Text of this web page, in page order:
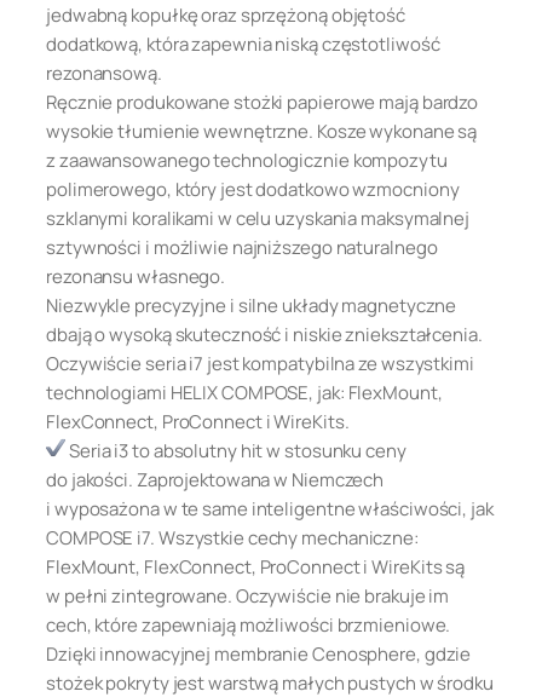
jedwabną kopułkę oraz sprzężoną objętość
dodatkową, która zapewnia niską częstotliwość
rezonansową.
Ręcznie produkowane stożki papierowe mają bardzo
wysokie tłumienie wewnętrzne. Kosze wykonane są
z zaawansowanego technologicznie kompozytu
polimerowego, który jest dodatkowo wzmocniony
szklanymi koralikami w celu uzyskania maksymalnej
sztywności i możliwie najniższego naturalnego
rezonansu własnego.
Niezwykle precyzyjne i silne układy magnetyczne
dbają o wysoką skuteczność i niskie zniekształcenia.
Oczywiście seria i7 jest kompatybilna ze wszystkimi
technologiami HELIX COMPOSE, jak: FlexMount,
FlexConnect, ProConnect i WireKits.
Seria i3 to absolutny hit w stosunku ceny
do jakości. Zaprojektowana w Niemczech
i wyposażona w te same inteligentne właściwości, jak
COMPOSE i7. Wszystkie cechy mechaniczne:
FlexMount, FlexConnect, ProConnect i WireKits są
w pełni zintegrowane. Oczywiście nie brakuje im
cech, które zapewniają możliwości brzmieniowe.
Dzięki innowacyjnej membranie Cenosphere, gdzie
stożek pokryty jest warstwą małych pustych w środku